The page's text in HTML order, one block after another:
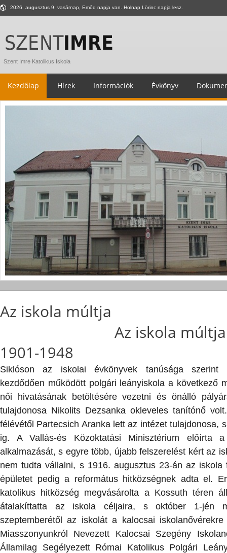
2026. augusztus 9. vasárnap, Emőd napja van. Holnap Lörinc napja lesz.
Szent Imre Katolikus Iskola
Kezdőlap Hírek Információk Évkönyv
Az iskola múltja
Az iskola múltja
1901-1948
Siklóson az iskolai évkönyvek tanúsága szerint
kezdődően működött polgári leányiskola a következő
női hivatásának betöltésére vezetni és önálló
tulajdonosa Nikolits Dezsanka okleveles tanítónő
félévétől Partecsich Aranka lett az intézet tulajdonosa,
ig. A Vallás-és Közoktatási Minisztérium előírta
alkalmazását, s egyre több, újabb felszerelést kért az
nem tudta vállalni, s 1916. augusztus 23-án az
épületet pedig a református hitközségnek adta el.
katolikus hitközség megvásárolta a Kossuth téren
átalakíttatta az iskola céljaira, s október 1-jén
szeptemberétől az iskolát a kalocsai
Miasszonyunkról Nevezett Kalocsai Szegény
Államilag Segélyezett Római Katolikus Polgári